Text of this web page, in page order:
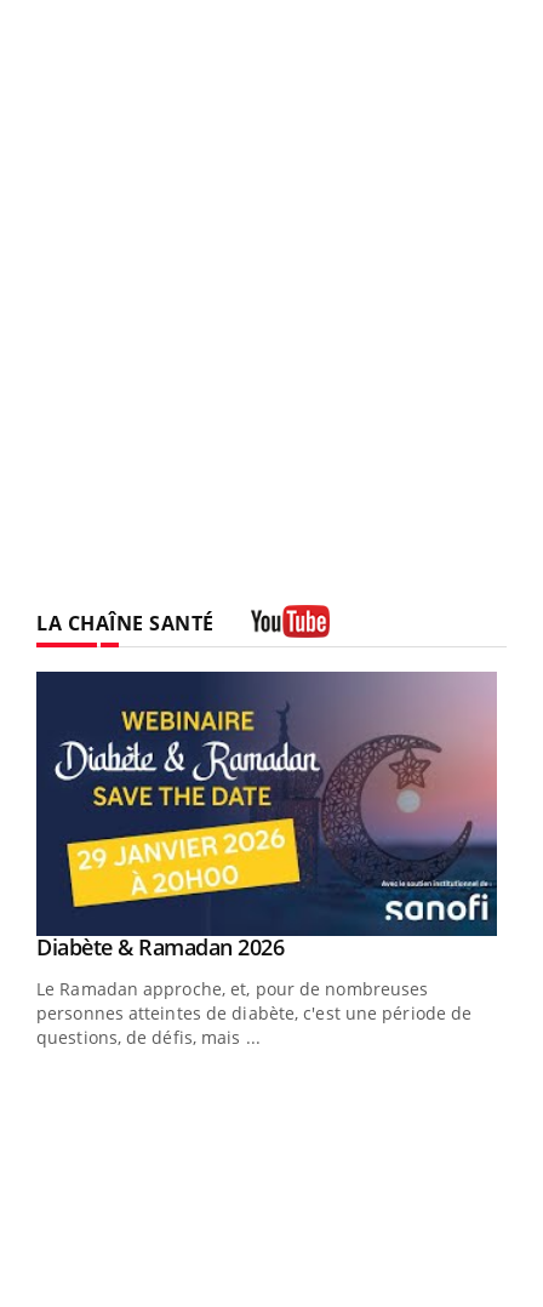
LA CHAÎNE SANTÉ
Youtube
Diabète & Ramadan 2026Youtube
Le Ramadan approche, et, pour de nombreuses
personnes atteintes de diabète, c'est une période de
questions, de défis, mais ...
Youtube
Un « jumeau numérique » pour faciliter l’accès
Un établissement lié à un groupe mutualiste innove en
matière de bilan de santé : l'utilisation d'un « jumeau